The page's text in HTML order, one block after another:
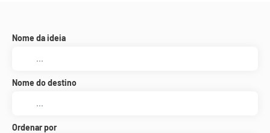
Nome da ideia
Nome do destino
Ordenar por